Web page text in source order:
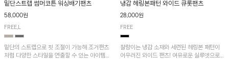
밑단스트랩 썸머코튼 워싱배기팬츠
58,000원
FREE,L
밑단의 스트랩으로 핏 조절이 가능해 조거팬츠
처럼 다양한 스타일을 연출할 수 있는 아이템!
냉감 헤링본패턴 와이드 큐롯팬츠
28,000원
FREE
찰랑이는 냉감 소재와 세련된 헤링본 패턴이
어우러진 와이드 팬츠! 여유로운 실루엣으로